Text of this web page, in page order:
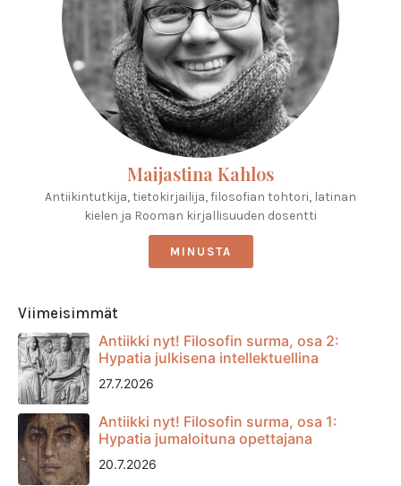
Maijastina Kahlos
Antiikintutkija, tietokirjailija, filosofian tohtori, latinan
kielen ja Rooman kirjallisuuden dosentti
MINUSTA
Viimeisimmät
Antiikki nyt! Filosofin surma, osa 2:
Hypatia julkisena intellektuellina
27.7.2026
Antiikki nyt! Filosofin surma, osa 1:
Hypatia jumaloituna opettajana
20.7.2026